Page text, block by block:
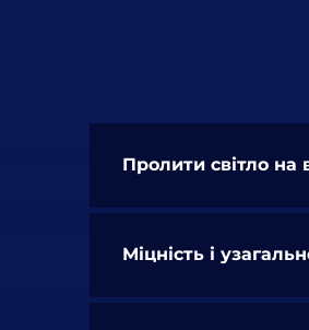
Пролити світло на
Міцність і